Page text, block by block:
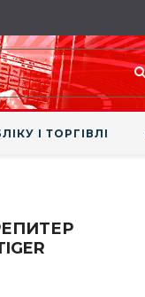
І ТОРГІВЛІ